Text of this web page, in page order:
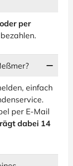
per
bezahlen.
einfach
per E-Mail
dabei 14